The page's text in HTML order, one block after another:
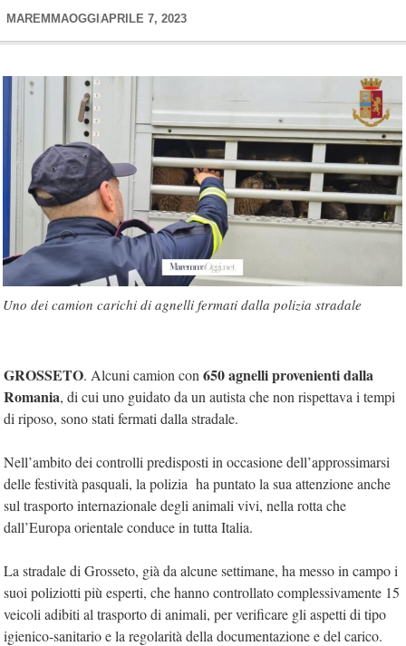
MAREMMAOGGI APRILE 7, 2023
Uno dei camion carichi di agnelli fermati dalla polizia stradale
GROSSETO. Alcuni camion con 650 agnelli provenienti dalla
Romania, di cui uno guidato da un autista che non rispettava i tempi
di riposo, sono stati fermati dalla stradale.
Nell’ambito dei controlli predisposti in occasione dell’approssimarsi
delle festività pasquali, la polizia ha puntato la sua attenzione anche
sul trasporto internazionale degli animali vivi, nella rotta che
dall’Europa orientale conduce in tutta Italia.
La stradale di Grosseto, già da alcune settimane, ha messo in campo i
suoi poliziotti più esperti, che hanno controllato complessivamente 15
veicoli adibiti al trasporto di animali, per verificare gli aspetti di tipo
igienico-sanitario e la regolarità della documentazione e del carico.